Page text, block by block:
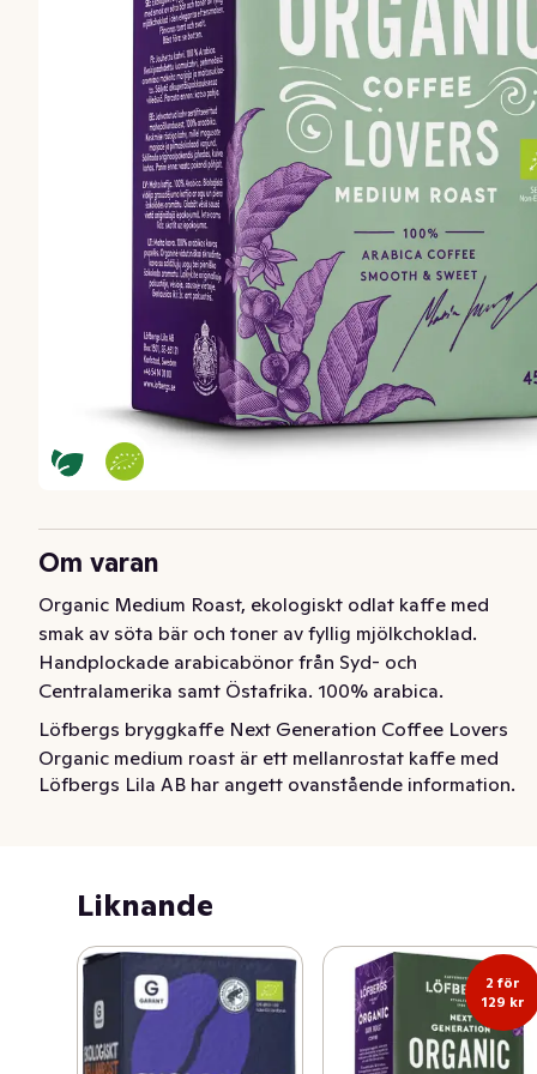
Om varan
Organic Medium Roast, ekologiskt odlat kaffe med
smak av söta bär och toner av fyllig mjölkchoklad.
Handplockade arabicabönor från Syd- och
Centralamerika samt Östafrika. 100% arabica.
Löfbergs bryggkaffe Next Generation Coffee Lovers
Organic medium roast är ett mellanrostat kaffe med
toner av söta bär och mjölkchoklad i den eleganta
innebär att det är ekologiskt odlat och att kaffebönorna
bekämpningsmedel. EN GOD KOPP KAFFE: Vi
rekommenderar att tillreda Organic medium roast i en
kaffebryggare. Innan du börjar brygga kaffet bör du se
till så att bryggutrustningen är ren. För att det ska
Löfbergs Lila AB har angett ovanstående information.
Liknande
2 för
129 kr